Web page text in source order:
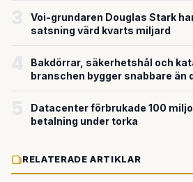
Voi-grundaren Douglas Stark
satsning värd kvarts miljard
Bakdörrar, säkerhetshål och
branschen bygger snabbare än
Datacenter förbrukade 100
betalning under torka
RELATERADE ARTIKLAR